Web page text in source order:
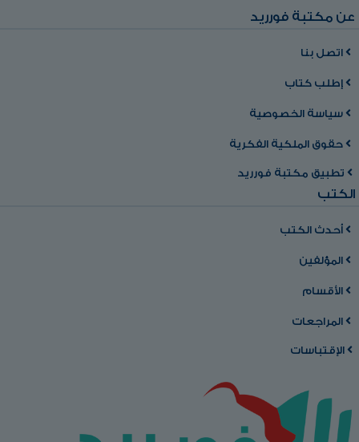
عن مكتبة فورريد
اتصل بنا
إطلب كتاب
سياسة الخصوصية
حقوق الملكية الفكرية
تطبيق مكتبة فورريد
الكتب
أحدث الكتب
المؤلفين
الأقسام
المراجعات
الإقتباسات